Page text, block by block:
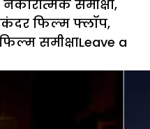
समीक्षा,
फिल्म फ्लॉप,
फिल्म समीक्षाLeave a